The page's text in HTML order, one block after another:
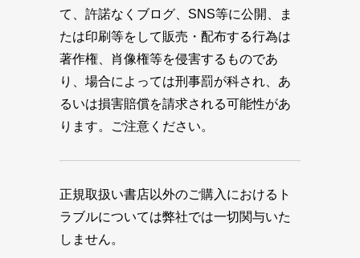
て、許諾なくブログ、SNS等に公開、ま
たは印刷等をして販売・配布する行為は
著作権、肖像権等を侵害するものであ
り、場合によっては刑事罰が科され、あ
るいは損害賠償を請求される可能性があ
ります。ご注意ください。
正規取扱い書店以外のご購入におけるト
ラブルについては弊社では一切関与いた
しません。